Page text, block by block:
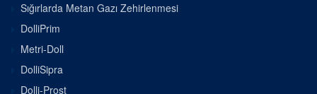
Sığırlarda Metan Gazı Zehirlenmesi
DolliPrim
Metri-Doll
DolliSipra
Dolli-Prost